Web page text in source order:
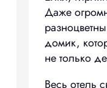
Даже
домик,
не только
Весь отель